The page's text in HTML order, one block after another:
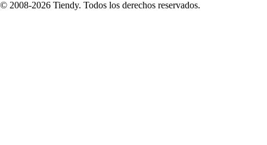
© 2008-2026 Tiendy. Todos los derechos reservados.